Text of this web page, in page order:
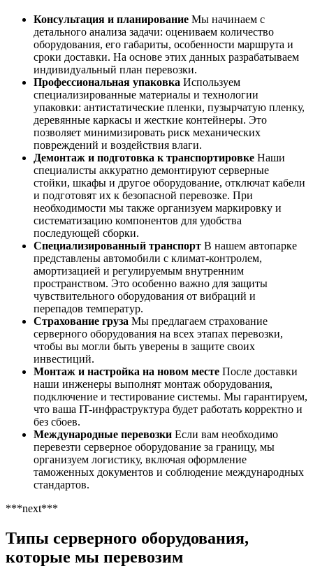
Консультация и планирование Мы начинаем с
детального анализа задачи: оцениваем количество
оборудования, его габариты, особенности маршрута и
сроки доставки. На основе этих данных разрабатываем
индивидуальный план перевозки.
Профессиональная упаковка Используем
специализированные материалы и технологии
упаковки: антистатические пленки, пузырчатую пленку,
деревянные каркасы и жесткие контейнеры. Это
позволяет минимизировать риск механических
повреждений и воздействия влаги.
Демонтаж и подготовка к транспортировке Наши
специалисты аккуратно демонтируют серверные
стойки, шкафы и другое оборудование, отключат кабели
и подготовят их к безопасной перевозке. При
необходимости мы также организуем маркировку и
систематизацию компонентов для удобства
последующей сборки.
Специализированный транспорт В нашем автопарке
представлены автомобили с климат-контролем,
амортизацией и регулируемым внутренним
пространством. Это особенно важно для защиты
чувствительного оборудования от вибраций и
перепадов температур.
Страхование груза Мы предлагаем страхование
серверного оборудования на всех этапах перевозки,
чтобы вы могли быть уверены в защите своих
инвестиций.
Монтаж и настройка на новом месте После доставки
наши инженеры выполнят монтаж оборудования,
подключение и тестирование системы. Мы гарантируем,
что ваша IT-инфраструктура будет работать корректно и
без сбоев.
Международные перевозки Если вам необходимо
перевезти серверное оборудование за границу, мы
организуем логистику, включая оформление
таможенных документов и соблюдение международных
стандартов.
***next***
Типы серверного оборудования,
которые мы перевозим